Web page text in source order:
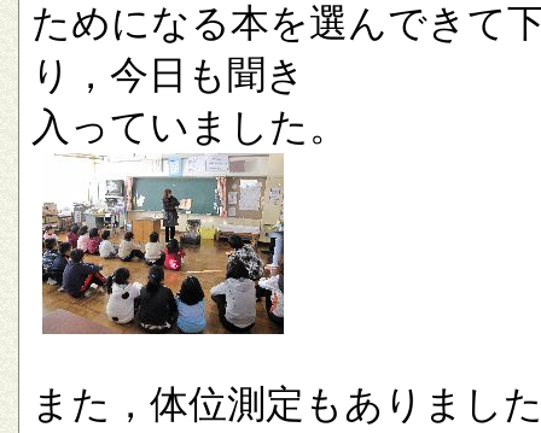
ためになる本を選んできて
り，今日も聞き
入っていました。
また，体位測定もありまし